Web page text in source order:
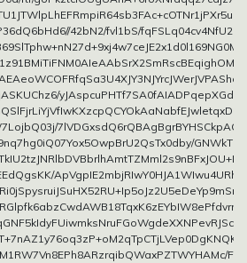
42bN2/fvl1bS/